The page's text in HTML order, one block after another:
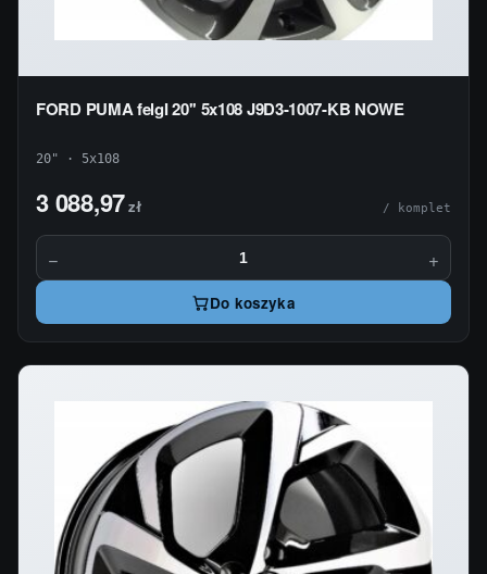
FORD PUMA felgI 20'' 5x108 J9D3-1007-KB NOWE
20" · 5x108
3 088,97zł / komplet
− +
Do koszyka